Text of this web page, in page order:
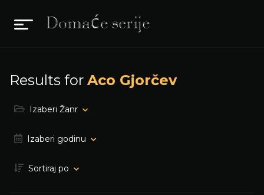
Results for Aco Gjorčev
Izaberi Žanr
Izaberi godinu
Sortiraj po